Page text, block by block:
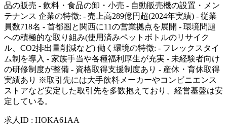
品の販売 - 飲料・食品の卸・小売 - 自動販売機の設置・メン
テナンス 企業の特徴: - 売上高289億円超(2024年実績) - 従業
員数718名 - 首都圏と関西に11の営業拠点を展開 - 環境問題
への積極的な取り組み(使用済みペットボトルのリサイク
ル、CO2排出量削減など) 働く環境の特徴: - フレックスタイ
ム制を導入 - 家族手当や各種福利厚生が充実 - 未経験者向け
の研修制度が整備 - 資格取得支援制度あり - 産休・育休取得
実績あり ※取引先には大手飲料メーカーやコンビニエンス
ストアなど安定した取引先を多数抱えており、経営基盤は安
定している。
求人ID : HOKA61AA